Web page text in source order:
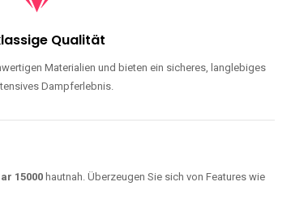
Qualität
Materialien und bieten ein sicheres, langlebiges
Dampferlebnis.
15000 hautnah. Überzeugen Sie sich von Features wie